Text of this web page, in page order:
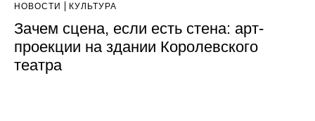
НОВОСТИ КУЛЬТУРА
Зачем сцена, если есть стена: арт-
проекции на здании Королевского
театра